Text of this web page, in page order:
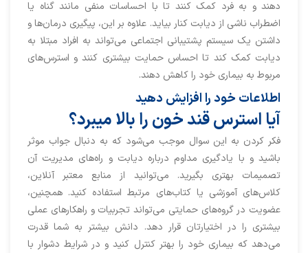
دهند و به فرد کمک کنند تا با احساسات منفی مانند گناه یا
اضطراب ناشی از دیابت کنار بیاید. علاوه بر این، پیگیری درمان‌ها و
داشتن یک سیستم پشتیبانی اجتماعی می‌تواند به افراد مبتلا به
دیابت کمک کند تا احساس حمایت بیشتری کنند و استرس‌های
مربوط به بیماری خود را کاهش دهند.
اطلاعات خود را افزایش دهید
آيا استرس قند خون را بالا ميبرد؟
فكر كردن به اين سوال موجب می‌شود كه به دنبال جواب موثر
باشيد و با یادگیری مداوم درباره دیابت و راه‌های مدیریت آن
تصمیمات بهتری بگیرید. می‌توانید از منابع معتبر آنلاین،
کلاس‌های آموزشی یا کتاب‌های مرتبط استفاده کنید. همچنین،
عضویت در گروه‌های حمایتی می‌تواند تجربیات و راهکارهای عملی
بیشتری را در اختیارتان قرار دهد. دانش بیشتر به شما قدرت
می‌دهد که بیماری خود را بهتر کنترل کنید و در شرایط دشوار با